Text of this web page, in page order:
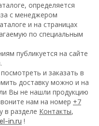
определяется
с менеджером
и на страницах
по специальным
публикуется на сайте
и заказать в
доставку можно и на
Вы не нашли продукцию
нам на номер +7
в разделе Контакты,
in.ru !